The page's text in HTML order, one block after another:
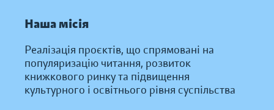
Наша місія
Реалізація проєктів, що спрямовані на
популяризацію читання, розвиток
книжкового ринку та підвищення
культурного і освітнього рівня суспільства